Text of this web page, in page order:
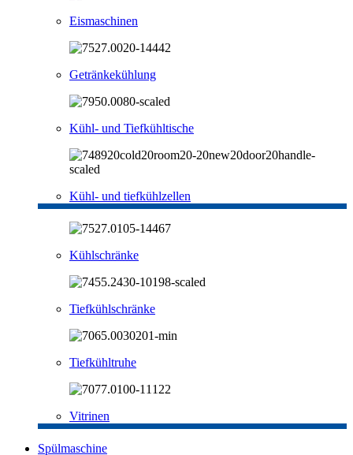
Eismaschinen
Getränkekühlung
Kühl- und Tiefkühltische
Kühl- und tiefkühlzellen
Kühlschränke
Tiefkühlschränke
Tiefkühltruhe
Vitrinen
Spülmaschine